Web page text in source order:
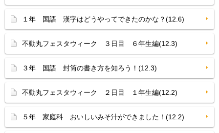
１年 国語 漢字はどうやってできたのかな？(12.6)
不動丸フェスタウィーク ３日目 ６年生編(12.3)
３年 国語 封筒の書き方を知ろう！(12.3)
不動丸フェスタウィーク ２日目 １年生編(12.2)
５年 家庭科 おいしいみそ汁ができました！(12.2)